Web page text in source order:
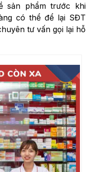
sản phẩm trước khi
có thể để lại SĐT
tư vấn gọi lại hỗ